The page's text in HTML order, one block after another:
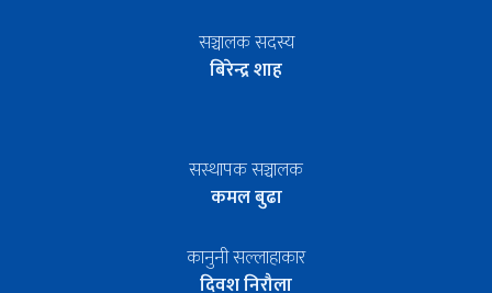
सञ्चालक सदस्य
बिरेन्द्र शाह
सस्थापक सञ्चालक
कमल बुढा
कानुनी सल्लाहाकार
दिवश निरौला